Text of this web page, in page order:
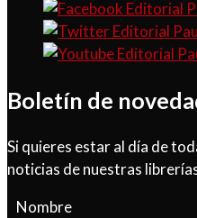
Boletín de
Si quieres estar al día de
noticias de nuestras
Nombre